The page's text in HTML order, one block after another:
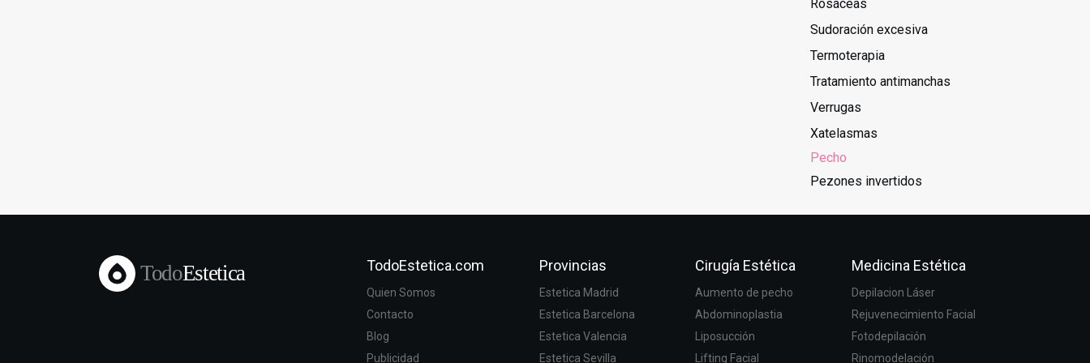
Rosáceas
Sudoración excesiva
Termoterapia
Tratamiento antimanchas
Verrugas
Xatelasmas
Pecho
Pezones invertidos
TodoEstetica TodoEstetica.com
Quien Somos
Contacto
Blog
Publicidad
Provincias
Estetica Madrid
Estetica Barcelona
Estetica Valencia
Estetica Sevilla
Cirugía Estética
Aumento de pecho
Abdominoplastia
Liposucción
Lifting Facial
Medicina Estética
Depilacion Láser
Rejuvenecimiento Facial
Fotodepilación
Rinomodelación